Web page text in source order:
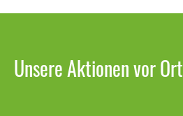
Unsere Aktionen vor Ort